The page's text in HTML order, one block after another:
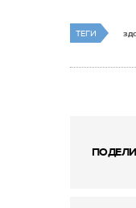
ТЕГИ